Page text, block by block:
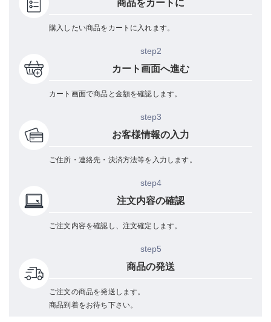
商品をカートに
購入したい商品をカートに入れます。
step2
カート画面へ進む
カート画面で商品と金額を確認します。
step3
お客様情報の入力
ご住所・連絡先・決済方法等を入力します。
step4
注文内容の確認
ご注文内容を確認し、注文確定します。
step5
商品の発送
ご注文の商品を発送します。
商品到着をお待ち下さい。